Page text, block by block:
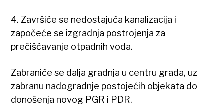
4. Završiće se nedostajuća kanalizacija i
započeće se izgradnja postrojenja za
prečišćavanje otpadnih voda.
Zabraniće se dalja gradnja u centru grada, uz
zabranu nadogradnje postojećih objekata do
donošenja novog PGR i PDR.